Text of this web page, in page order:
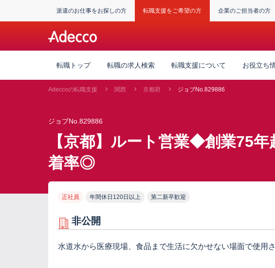
派遣のお仕事をお探しの方 転職支援をご希望の方 企業のご担当者の方
転職トップ 転職の求人検索 転職支援について お役立ち
Adeccoの転職支援 関西 京都府 ジョブNo.829886
ジョブNo.829886
【京都】ルート営業◆創業75
着率◎
正社員 年間休日120日以上 第二新卒歓迎
非公開
水道水から医療現場、食品まで生活に欠かせない場面で使用